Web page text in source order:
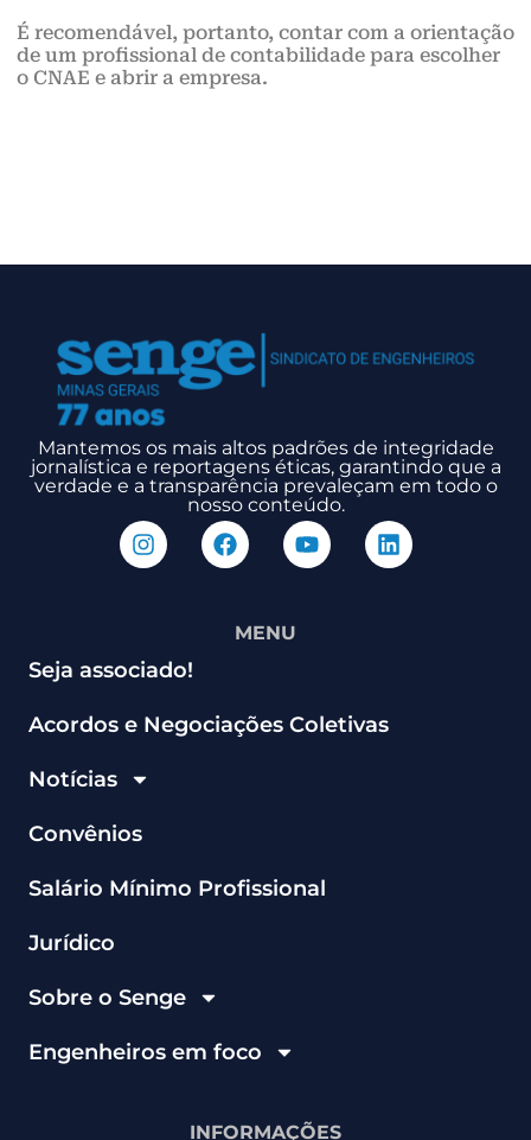
É recomendável, portanto, contar com a orientação
de um profissional de contabilidade para escolher
o CNAE e abrir a empresa.
Mantemos os mais altos padrões de integridade
jornalística e reportagens éticas, garantindo que a
verdade e a transparência prevaleçam em todo o
nosso conteúdo.
MENU
Seja associado!
Acordos e Negociações Coletivas
Notícias
Convênios
Salário Mínimo Profissional
Jurídico
Sobre o Senge
Engenheiros em foco
INFORMAÇÕES